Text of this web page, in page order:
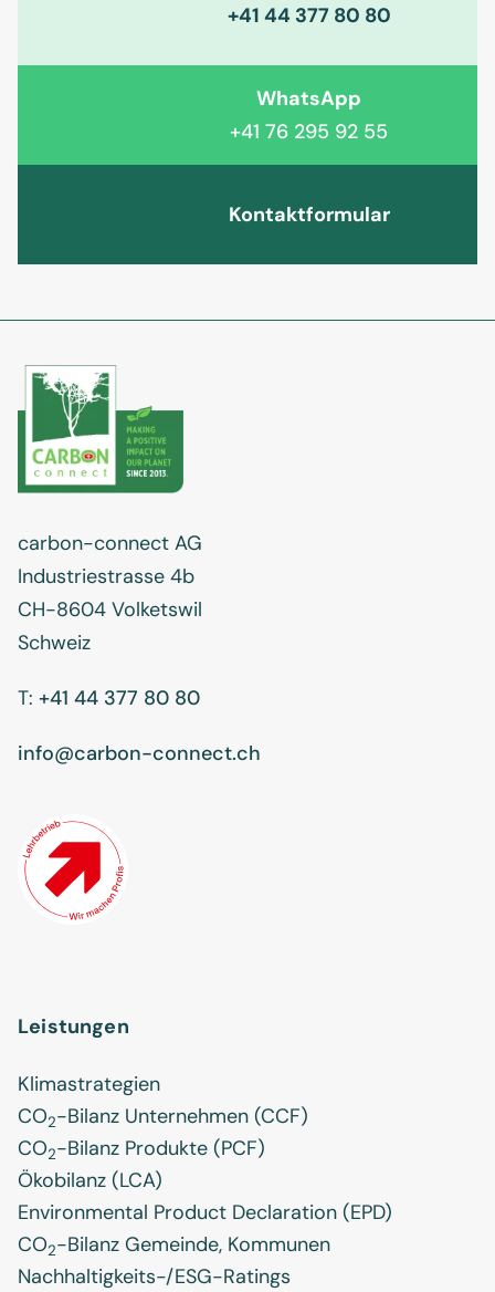
+41 44 377 80 80
WhatsApp
+41 76 295 92 55
Kontaktformular
carbon-connect AG
Industriestrasse 4b
CH-8604 Volketswil
Schweiz
T: +41 44 377 80 80
info@carbon-connect.ch
Leistungen
Klimastrategien
CO2-Bilanz Unternehmen (CCF)
CO2-Bilanz Produkte (PCF)
Ökobilanz (LCA)
Environmental Product Declaration (EPD)
CO2-Bilanz Gemeinde, Kommunen
Nachhaltigkeits-/ESG-Ratings